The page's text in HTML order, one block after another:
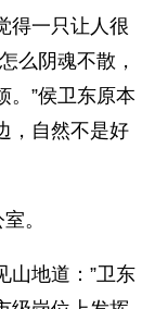
得一只让人很
么阴魂不散，
。”侯卫东原本
，自然不是好
。
山地道：”卫东